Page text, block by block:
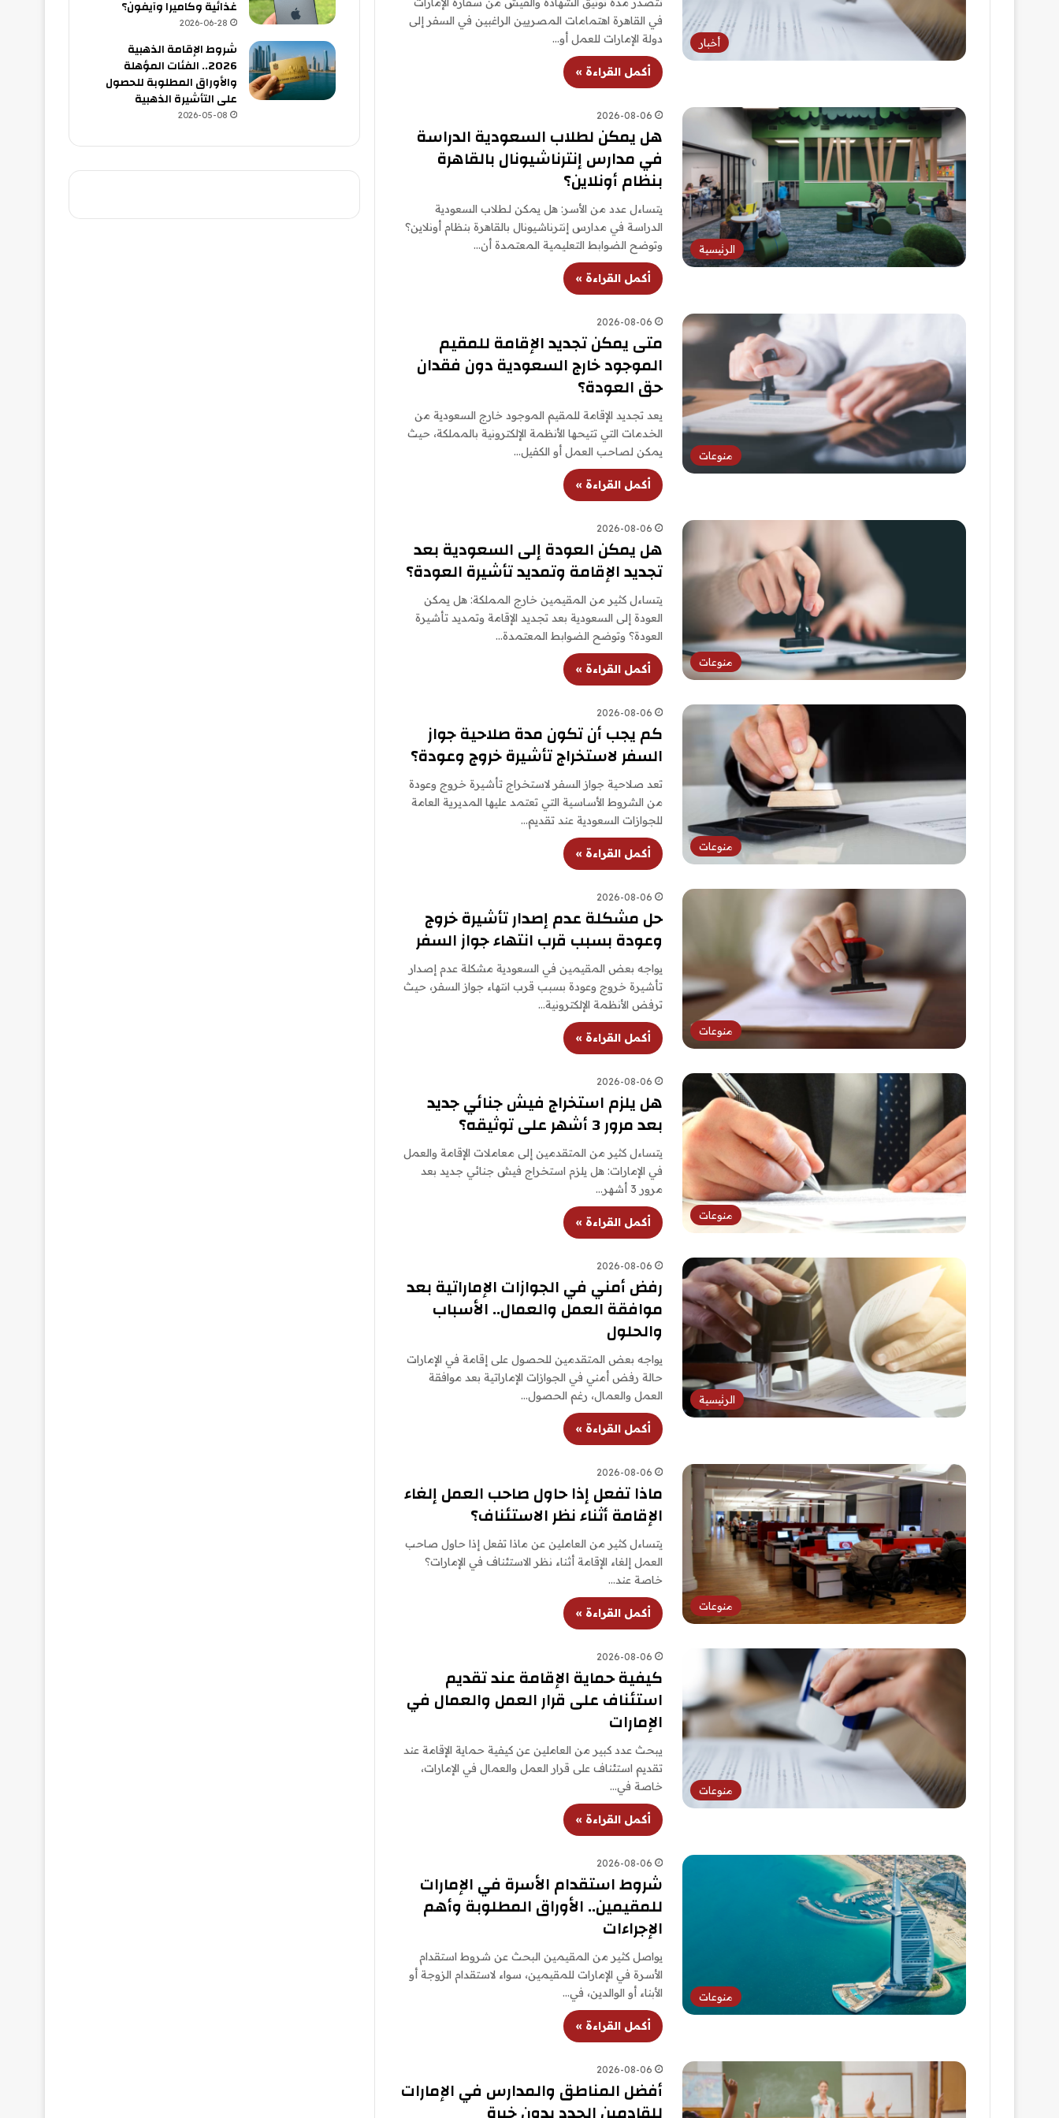
أخبار
في القاهرة اهتمامات المصريين الراغبين في السفر إلى
دولة الإمارات للعمل أو…
أكمل القراءة »
الرئيسية
2026-08-06
هل يمكن لطلاب السعودية الدراسة
في مدارس إنترناشيونال بالقاهرة
بنظام أونلاين؟
يتساءل عدد من الأسر: هل يمكن لـطلاب السعودية
الدراسة في مدارس إنترناشيونال بالقاهرة بنظام أونلاين؟
وتوضح الضوابط التعليمية المعتمدة أن…
أكمل القراءة »
منوعات
2026-08-06
متى يمكن تجديد الإقامة للمقيم
الموجود خارج السعودية دون فقدان
حق العودة؟
يعد تجديد الإقامة للمقيم الموجود خارج السعودية من
الخدمات التي تتيحها الأنظمة الإلكترونية بالمملكة، حيث
يمكن لصاحب العمل أو الكفيل…
أكمل القراءة »
منوعات
2026-08-06
هل يمكن العودة إلى السعودية بعد
تجديد الإقامة وتمديد تأشيرة العودة؟
يتساءل كثير من المقيمين خارج المملكة: هل يمكن
العودة إلى السعودية بعد تجديد الإقامة وتمديد تأشيرة
العودة؟ وتوضح الضوابط المعتمدة…
أكمل القراءة »
منوعات
2026-08-06
كم يجب أن تكون مدة صلاحية جواز
السفر لاستخراج تأشيرة خروج وعودة؟
تعد صلاحية جواز السفر لاستخراج تأشيرة خروج وعودة
من الشروط الأساسية التي تعتمد عليها المديرية العامة
للجوازات السعودية عند تقديم…
أكمل القراءة »
منوعات
2026-08-06
حل مشكلة عدم إصدار تأشيرة خروج
وعودة بسبب قرب انتهاء جواز السفر
يواجه بعض المقيمين في السعودية مشكلة عدم إصدار
تأشيرة خروج وعودة بسبب قرب انتهاء جواز السفر، حيث
ترفض الأنظمة الإلكترونية…
أكمل القراءة »
منوعات
2026-08-06
هل يلزم استخراج فيش جنائي جديد
بعد مرور 3 أشهر على توثيقه؟
يتساءل كثير من المتقدمين إلى معاملات الإقامة والعمل
في الإمارات: هل يلزم استخراج فيش جنائي جديد بعد
مرور 3 أشهر…
أكمل القراءة »
الرئيسية
2026-08-06
رفض أمني في الجوازات الإماراتية بعد
موافقة العمل والعمال.. الأسباب
والحلول
يواجه بعض المتقدمين للحصول على إقامة في الإمارات
حالة رفض أمني في الجوازات الإماراتية بعد موافقة
العمل والعمال، رغم الحصول…
أكمل القراءة »
منوعات
2026-08-06
ماذا تفعل إذا حاول صاحب العمل إلغاء
الإقامة أثناء نظر الاستئناف؟
يتساءل كثير من العاملين عن ماذا تفعل إذا حاول صاحب
العمل إلغاء الإقامة أثناء نظر الاستئناف في الإمارات؟
خاصة عند…
أكمل القراءة »
منوعات
2026-08-06
كيفية حماية الإقامة عند تقديم
استئناف على قرار العمل والعمال في
الإمارات
يبحث عدد كبير من العاملين عن كيفية حماية الإقامة عند
تقديم استئناف على قرار العمل والعمال في الإمارات،
خاصة في…
أكمل القراءة »
منوعات
2026-08-06
شروط استقدام الأسرة في الإمارات
للمقيمين.. الأوراق المطلوبة وأهم
الإجراءات
يواصل كثير من المقيمين البحث عن شروط استقدام
الأسرة في الإمارات للمقيمين، سواء لاستقدام الزوجة أو
الأبناء أو الوالدين، في…
أكمل القراءة »
2026-08-06
أفضل المناطق والمدارس في الإمارات
غذائية وكاميرا وآيفون؟
2026-06-28
شروط الإقامة الذهبية
2026.. الفئات المؤهلة
والأوراق المطلوبة للحصول
على التأشيرة الذهبية
2026-05-08